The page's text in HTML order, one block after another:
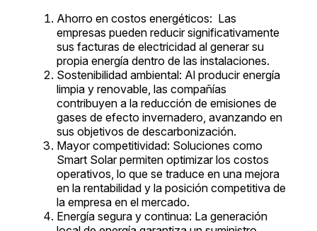
Ahorro en costos energéticos: Las
empresas pueden reducir significativamente
sus facturas de electricidad al generar su
propia energía dentro de las instalaciones.
Sostenibilidad ambiental: Al producir energía
limpia y renovable, las compañías
contribuyen a la reducción de emisiones de
gases de efecto invernadero, avanzando en
sus objetivos de descarbonización.
Mayor competitividad: Soluciones como
Smart Solar permiten optimizar los costos
operativos, lo que se traduce en una mejora
en la rentabilidad y la posición competitiva de
la empresa en el mercado.
Energía segura y continua: La generación